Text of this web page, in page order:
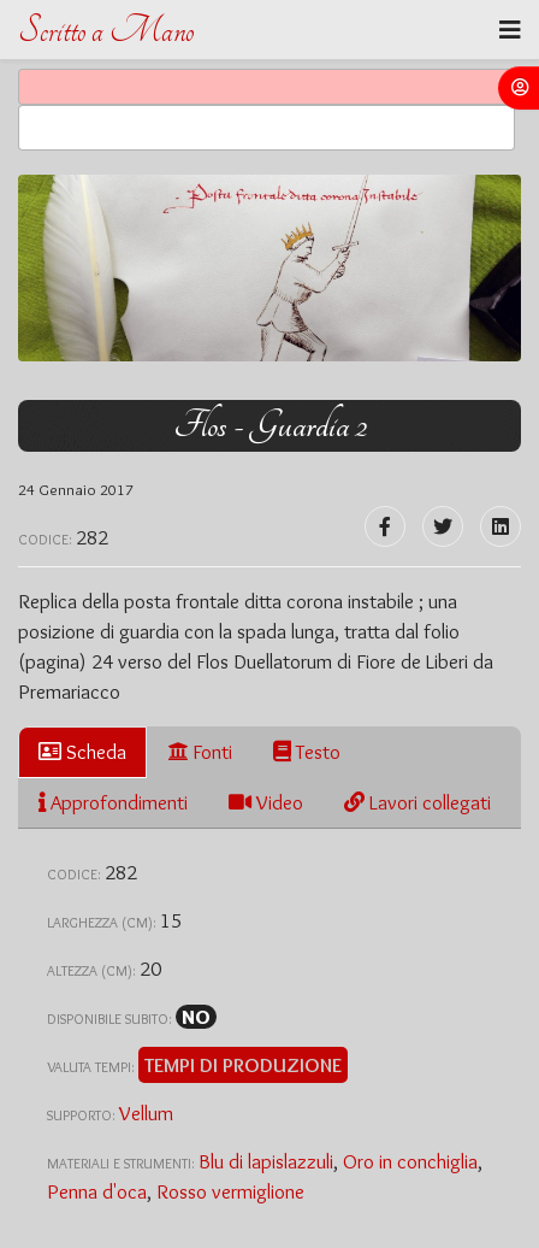
Scritto a Mano
Flos - Guardia 2
24 Gennaio 2017
CODICE: 282
Replica della posta frontale ditta corona instabile ; una
posizione di guardia con la spada lunga, tratta dal folio
(pagina) 24 verso del Flos Duellatorum di Fiore de Liberi da
Premariacco
Scheda Fonti Testo
Approfondimenti Video Lavori collegati
CODICE: 282
LARGHEZZA (CM): 15
ALTEZZA (CM): 20
DISPONIBILE SUBITO: NO
VALUTA TEMPI: TEMPI DI PRODUZIONE
SUPPORTO: Vellum
MATERIALI E STRUMENTI: Blu di lapislazzuli, Oro in conchiglia,
Penna d'oca, Rosso vermiglione